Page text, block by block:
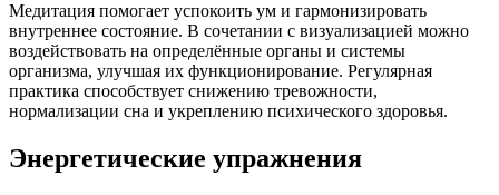
Медитация помогает успокоить ум и гармонизировать
внутреннее состояние. В сочетании с визуализацией можно
воздействовать на определённые органы и системы
организма, улучшая их функционирование. Регулярная
практика способствует снижению тревожности,
нормализации сна и укреплению психического здоровья.
Энергетические упражнения